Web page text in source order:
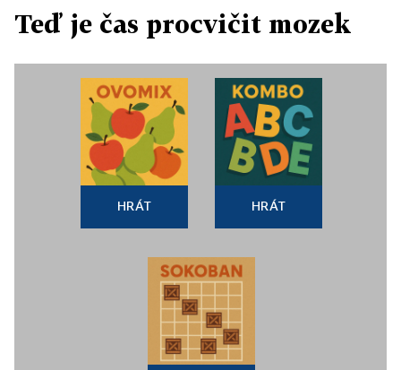
Teď je čas procvičit mozek
HRÁT HRÁT